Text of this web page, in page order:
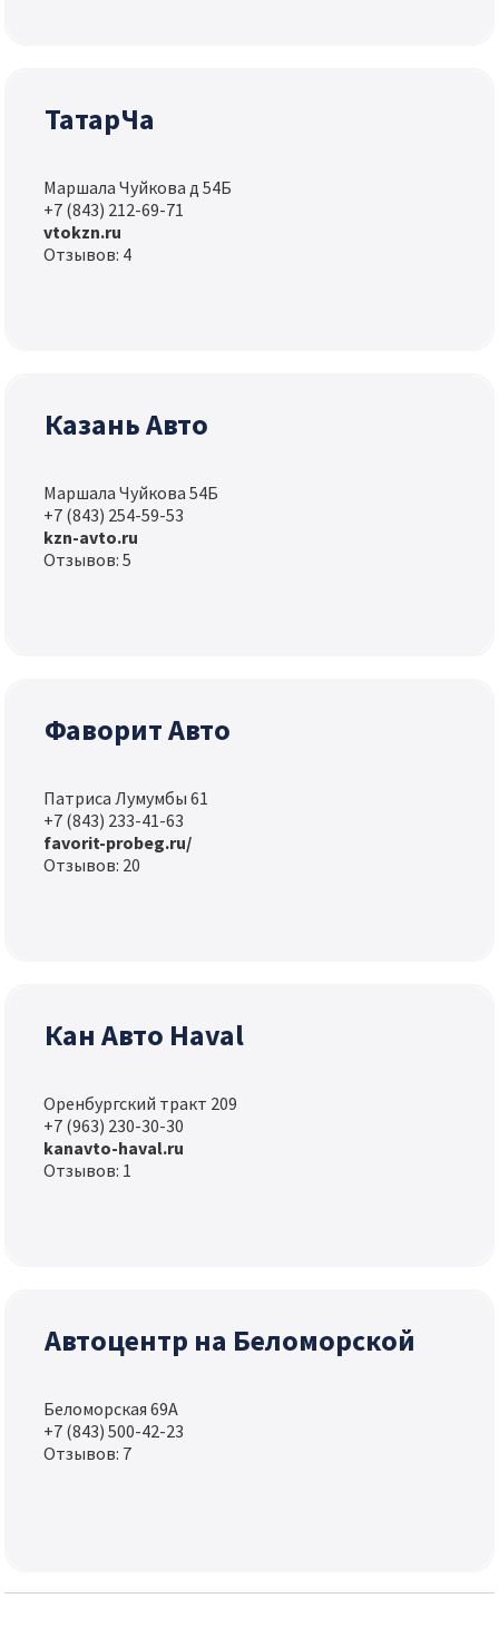
ТатарЧа
Маршала Чуйкова д 54Б
+7 (843) 212-69-71
vtokzn.ru
Отзывов: 4
Казань Авто
Маршала Чуйкова 54Б
+7 (843) 254-59-53
kzn-avto.ru
Отзывов: 5
Фаворит Авто
Патриса Лумумбы 61
+7 (843) 233-41-63
favorit-probeg.ru/
Отзывов: 20
Кан Авто Haval
Оренбургский тракт 209
+7 (963) 230-30-30
kanavto-haval.ru
Отзывов: 1
Автоцентр на Беломорской
Беломорская 69А
+7 (843) 500-42-23
Отзывов: 7